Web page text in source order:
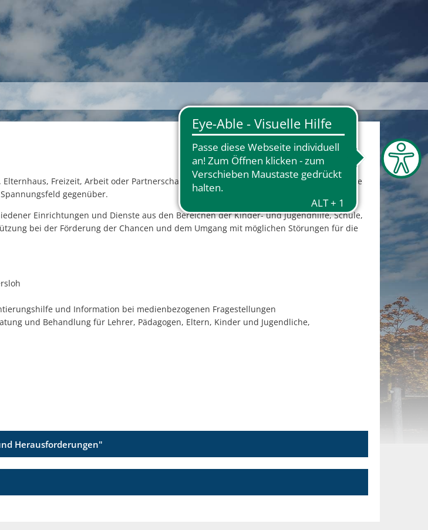
UNSER KREIS KARRIERE
Freizeit, Arbeit oder Partnerschaft eine zunehmend zentralere Rolle. Vielfältige
gegenüber.
Einrichtungen und Dienste aus den Bereichen der Kinder- und Jugendhilfe, Schule,
bei der Förderung der Chancen und dem Umgang mit möglichen Störungen für die
und Information bei medienbezogenen Fragestellungen
und Behandlung für Lehrer, Pädagogen, Eltern, Kinder und Jugendliche,
Herausforderungen"